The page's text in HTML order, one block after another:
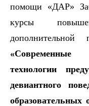
помощи «ДАР»
курсы
дополнительной
«Современные
технологии
девиантного
образовательных